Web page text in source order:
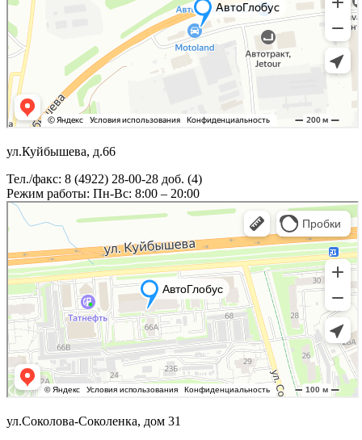
ул.Куйбышева, д.66
Тел./факс: 8 (4922) 28-00-28 доб. (4)
Режим работы: Пн-Вс: 8:00 – 20:00
ул.Соколова-Соколенка, дом 31